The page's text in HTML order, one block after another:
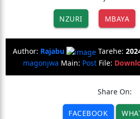
NZURI MBAYA
Author: Rajabu Tarehe:
magonjwa Main: Post File:
Share On:
FACEBOOK